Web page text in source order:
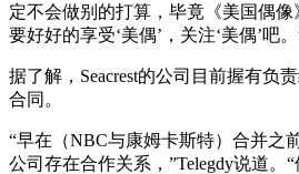
定不会做别的打算，毕竟《美国偶
要好好的享受‘美偶’，关注‘美偶’吧
据了解，Seacrest的公司目前握有负
合同。
“早在（NBC与康姆卡斯特）合并之
公司存在合作关系，”Telegdy说道。